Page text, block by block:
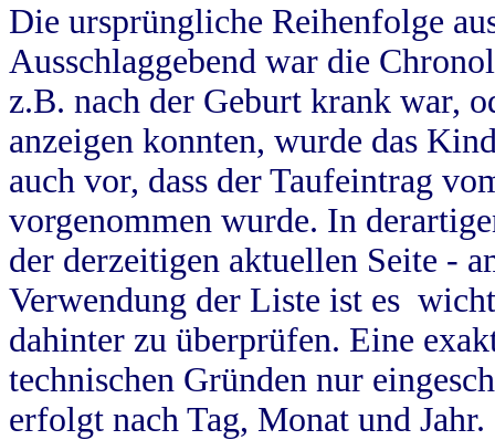
Die ursprüngliche Reihenfolge
Ausschlaggebend war die
z.B. nach der Geburt krank war,
anzeigen konnten, wurde das
auch vor, dass der Taufeintrag
vorgenommen wurde. In
der derzeitigen aktuellen Seite -
Verwendung der Liste ist es
dahinter zu überprüfen. Eine
technischen Gründen nur
erfolgt nach Tag, Monat und Jahr.